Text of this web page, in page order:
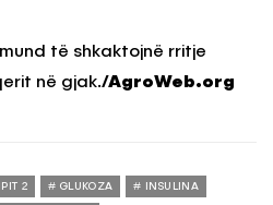
të shkaktojnë rritje
në gjak./AgroWeb.org
2 GLUKOZA INSULINA